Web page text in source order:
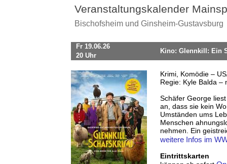
Veranstaltungskalender
Bischofsheim und Ginsheim-Gustavsburg
Fr 19.06.26
20 Uhr
Kino: Glennkill: Ein
Krimi, Komödie –
Regie: Kyle Balda –
Schäfer George
an, dass sie kein
Umständen ums
Menschen
nehmen. Ein
weitere Infos im
Eintrittskarten